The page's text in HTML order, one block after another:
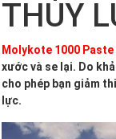
THỦY
Molykote 1000 Paste
xước và se lại. Do
cho phép bạn giảm
lực.